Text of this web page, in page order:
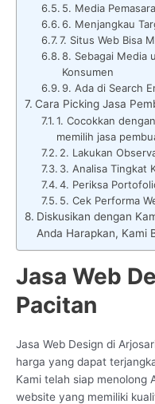
5. Media
6. Menjangkau
7. Situs Web Bisa
8. Sebagai Media
Konsumen
9. Ada di Search
Cara Picking Jasa
1. Cocokkan
memilih jasa
2. Lakukan
3. Analisa Tingkat
4. Periksa
5. Cek Performa
Diskusikan dengan
Anda Harapkan, Kami
Jasa Web
Pacitan
Jasa Web Design di
harga yang dapat
Kami telah siap menolong
website yang memiliki